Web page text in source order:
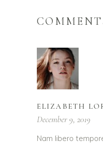
ELIZABETH
December 9, 2019
Nam libero